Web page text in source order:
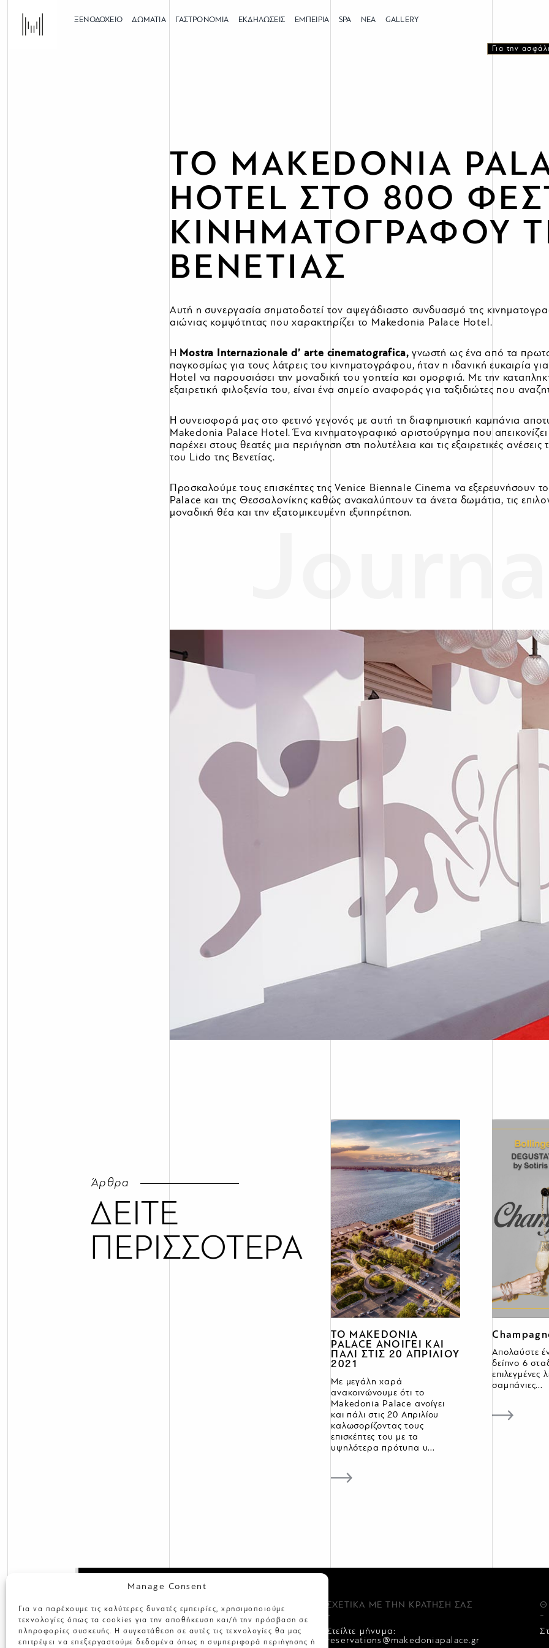
Manage Consent
Για να παρέχουμε τις καλύτερες δυνατές εμπειρίες, χρησιμοποιούμε
τεχνολογίες όπως τα cookies για την αποθήκευση και/ή την πρόσβαση σε
πληροφορίες συσκευής. Η συγκατάθεση σε αυτές τις τεχνολογίες θα μας
επιτρέψει να επεξεργαστούμε δεδομένα όπως η συμπεριφορά περιήγησης ή
ΞΕΝΟΔΟΧΕΙΟ ΔΩΜΑΤΙΑ ΓΑΣΤΡΟΝΟΜΙΑ ΕΚΔΗΛΩΣΕΙΣ ΕΜΠΕΙΡΙΑ SPA ΝΕΑ GALLERY
Για την
ΤΟ MAKEDONIA
HOTEL ΣΤΟ 80Ο
ΚΙΝΗΜΑΤΟΓΡΑΦΟΥ
ΒΕΝΕΤΙΑΣ
Αυτή η συνεργασία σηματοδοτεί τον αψεγάδιαστο συνδυασμό της
αιώνιας κομψότητας που χαρακτηρίζει το Makedonia Palace Hotel.
Η Mostra Internazionale d’ arte cinematografica,γνωστή ως ένα από τα
παγκοσμίως για τους λάτρεις του κινηματογράφου, ήταν η ιδανική ευκαιρία
Hotel να παρουσιάσει την μοναδική του γοητεία και ομορφιά. Με την
εξαιρετική φιλοξενία του, είναι ένα σημείο αναφοράς για ταξιδιώτες που
Η συνεισφορά μας στο φετινό γεγονός με αυτή τη διαφημιστική καμπάνια
Makedonia Palace Hotel. Ένα κινηματογραφικό αριστούργημα που
παρέχει στους θεατές μια περιήγηση στη πολυτέλεια και τις εξαιρετικές
του Lido της Βενετίας.
Προσκαλούμε τους επισκέπτες της Venice Biennale Cinema να εξερευνήσουν
Palace και της Θεσσαλονίκης καθώς ανακαλύπτουν τα άνετα δωμάτια, τις
μοναδική θέα και την εξατομικευμένη εξυπηρέτηση.
Άρθρα
ΔΕΙΤΕ
ΠΕΡΙΣΣΟΤΕΡΑ
TO MAKEDONIA
PALACE ΑΝΟΙΓΕΙ ΚΑΙ
ΠΑΛΙ ΣΤΙΣ 20 ΑΠΡΙΛΙΟΥ
2021
Με μεγάλη χαρά
ανακοινώνουμε ότι το
Makedonia Palace ανοίγει
και πάλι στις 20 Απριλίου
καλωσορίζοντας τους
επισκέπτες του με τα
υψηλότερα πρότυπα υ...
Απολαύστε
δείπνο 6
επιλεγμένες
σαμπάνιες...
Λεωφ. Μ. Αλεξάνδρου 2, 546 40,
Θεσσαλονίκη, Ελλάδα
ΣΧΕΤΙΚΑ ΜΕ ΤΗΝ ΚΡΑΤΗΣΗ ΣΑΣ
-
Στείλτε μήνυμα:
reservations@makedoniapalace.gr
-